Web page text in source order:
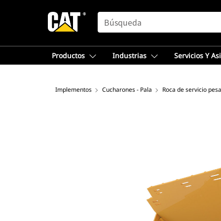
SEARCH
Productos Industrias Servicios Y
Implementos Cucharones - Pala Roca de servicio